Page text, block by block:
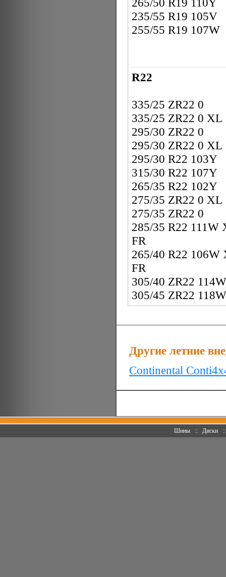
235/55 R19 105V
255/55 R19 107W
R22
335/25 ZR22 0
335/25 ZR22 0 XL
295/30 ZR22 0
295/30 ZR22 0 XL
295/30 R22 103Y
315/30 R22 107Y
265/35 R22 102Y
275/35 ZR22 0 XL
275/35 ZR22 0
285/35 R22 111W
FR
265/40 R22 106W
FR
305/40 ZR22 114W
305/45 ZR22 118W
Другие летние
Continental
Шины :: Диски